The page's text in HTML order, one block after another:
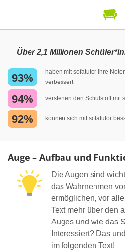
Über 2,1 Millionen
93%
haben mit sofatutor ihre
verbessert
94% verstehen den Schulstoff mit
92% können sich mit sofatutor
Auge – Aufbau und
Die Augen sind
das Wahrnehmen
ermöglichen, vor
Text mehr über den
Auges und wie das
Interessiert? Das
im folgenden Text!